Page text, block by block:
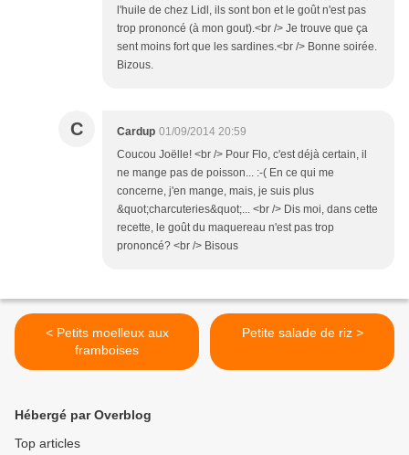
l'huile de chez Lidl, ils sont bon et le goût n'est pas
trop prononcé (à mon gout).<br /> Je trouve que ça
sent moins fort que les sardines.<br /> Bonne soirée.
Bizous.
C Cardup 01/09/2014 20:59
Coucou Joëlle! <br /> Pour Flo, c'est déjà certain, il
ne mange pas de poisson... :-( En ce qui me
concerne, j'en mange, mais, je suis plus
&quot;charcuteries&quot;... <br /> Dis moi, dans cette
recette, le goût du maquereau n'est pas trop
prononcé? <br /> Bisous
< Petits moelleux aux
framboises
Petite salade de riz >
Hébergé par Overblog
Top articles